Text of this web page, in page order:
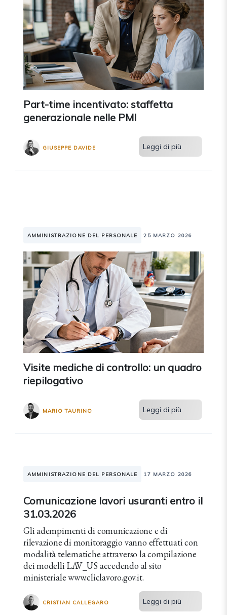
Part-time incentivato: staffetta
generazionale nelle PMI
GIUSEPPE DAVIDE Leggi di più
AMMINISTRAZIONE DEL PERSONALE 25 MARZO 2026
Visite mediche di controllo: un quadro
riepilogativo
MARIO TAURINO Leggi di più
AMMINISTRAZIONE DEL PERSONALE 17 MARZO 2026
Comunicazione lavori usuranti entro il
31.03.2026
Gli adempimenti di comunicazione e di
rilevazione di monitoraggio vanno effettuati con
modalità telematiche attraverso la compilazione
dei modelli LAV_US accedendo al sito
ministeriale www.cliclavoro.gov.it.
CRISTIAN CALLEGARO Leggi di più